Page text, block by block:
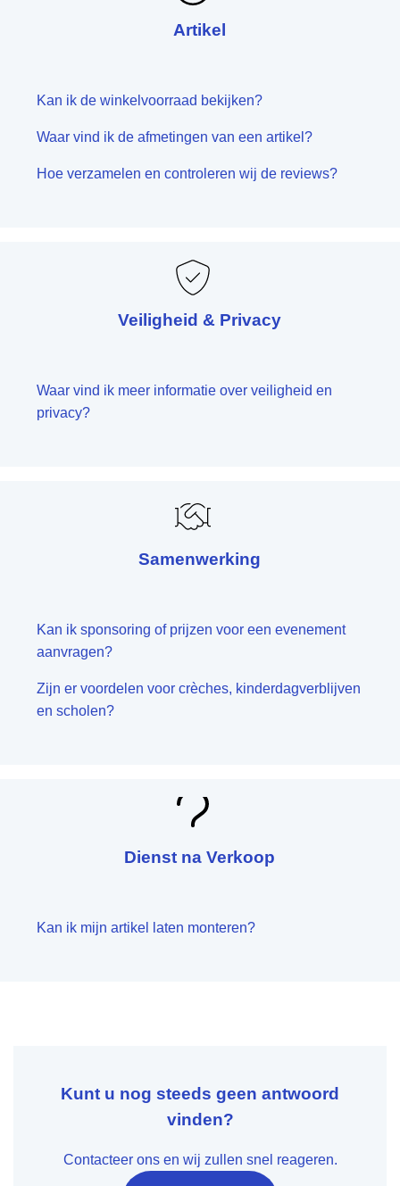
Artikel
Kan ik de winkelvoorraad bekijken?
Waar vind ik de afmetingen van een artikel?
Hoe verzamelen en controleren wij de reviews?
Veiligheid & Privacy
Waar vind ik meer informatie over veiligheid en
privacy?
Samenwerking
Kan ik sponsoring of prijzen voor een evenement
aanvragen?
Zijn er voordelen voor crèches, kinderdagverblijven
en scholen?
Dienst na Verkoop
Kan ik mijn artikel laten monteren?
Kunt u nog steeds geen antwoord
vinden?
Contacteer ons en wij zullen snel reageren.